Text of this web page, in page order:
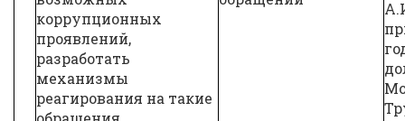
коррупционных
проявлений,
разработать
механизмы
реагирования на такие